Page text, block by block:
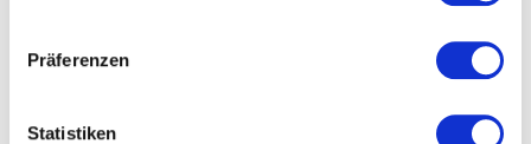
Präferenzen
Statistiken